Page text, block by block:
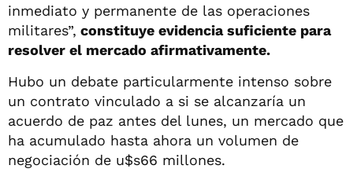
inmediato y permanente de las operaciones
militares”, constituye evidencia suficiente para
resolver el mercado afirmativamente.
Hubo un debate particularmente intenso sobre
un contrato vinculado a si se alcanzaría un
acuerdo de paz antes del lunes, un mercado que
ha acumulado hasta ahora un volumen de
negociación de u$s66 millones.